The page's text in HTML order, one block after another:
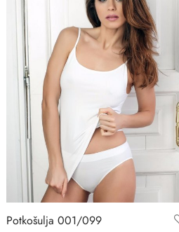
Potkošulja 001/099